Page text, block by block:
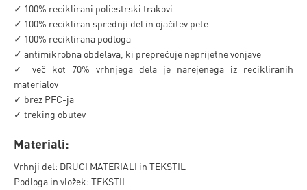
✓ 100% reciklirani poliestrski trakovi
✓ 100% recikliran sprednji del in ojačitev pete
✓ 100% reciklirana podloga
✓ antimikrobna obdelava, ki preprečuje neprijetne vonjave
✓ več kot 70% vrhnjega dela je narejenega iz recikliranih
materialov
✓ brez PFC-ja
✓ treking obutev
Materiali:
Vrhnji del: DRUGI MATERIALI in TEKSTIL
Podloga in vložek: TEKSTIL